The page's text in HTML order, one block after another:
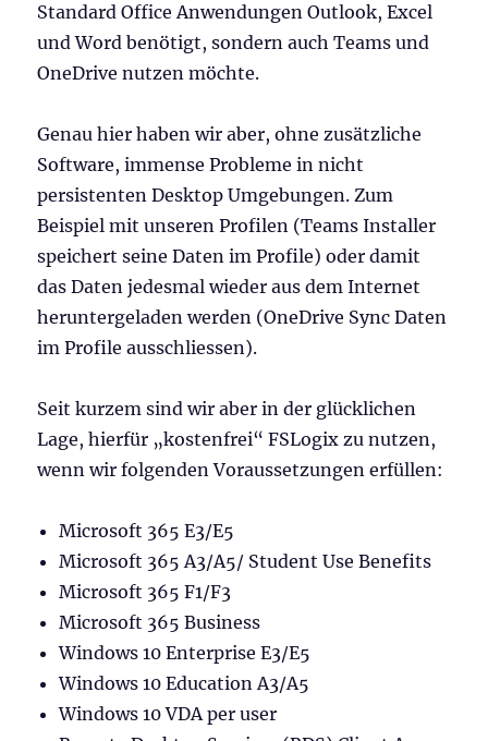
Standard Office Anwendungen Outlook, Excel
und Word benötigt, sondern auch Teams und
OneDrive nutzen möchte.
Genau hier haben wir aber, ohne zusätzliche
Software, immense Probleme in nicht
persistenten Desktop Umgebungen. Zum
Beispiel mit unseren Profilen (Teams Installer
speichert seine Daten im Profile) oder damit
das Daten jedesmal wieder aus dem Internet
heruntergeladen werden (OneDrive Sync Daten
im Profile ausschliessen).
Seit kurzem sind wir aber in der glücklichen
Lage, hierfür „kostenfrei“ FSLogix zu nutzen,
wenn wir folgenden Voraussetzungen erfüllen:
Microsoft 365 E3/E5
Microsoft 365 A3/A5/ Student Use Benefits
Microsoft 365 F1/F3
Microsoft 365 Business
Windows 10 Enterprise E3/E5
Windows 10 Education A3/A5
Windows 10 VDA per user